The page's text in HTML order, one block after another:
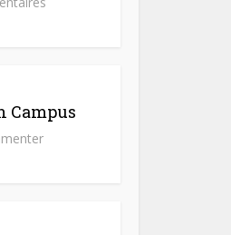
Campus